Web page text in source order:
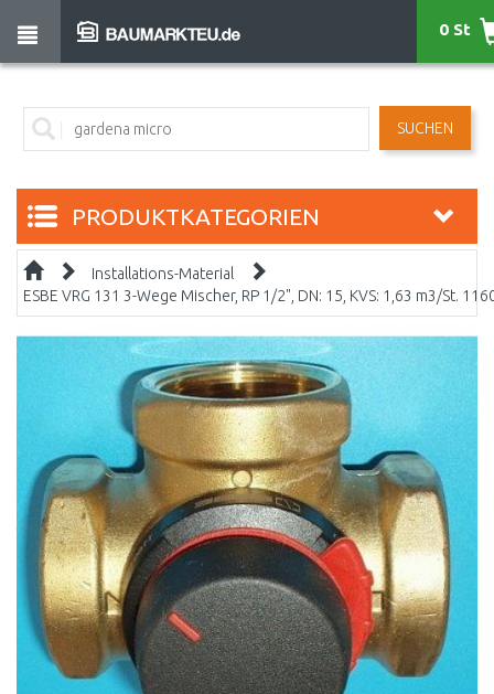
SUCHEN
0 St
PRODUKTKATEGORIEN
Installations-Material
ESBE VRG 131 3-Wege Mischer, RP 1/2", DN: 15, KVS: 1,63 m3/St.